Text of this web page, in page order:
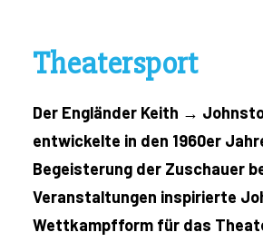
Theatersport
Der Engländer Keith →
entwickelte in den 1960er
Begeisterung der Zuschauer
Veranstaltungen inspirierte
Wettkampfform für das